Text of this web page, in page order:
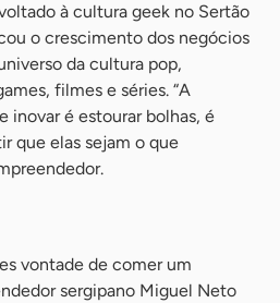
à cultura geek no Sertão
o crescimento dos negócios
da cultura pop,
filmes e séries. “A
inovar é estourar bolhas, é
que elas sejam o que
vontade de comer um
sergipano Miguel Neto